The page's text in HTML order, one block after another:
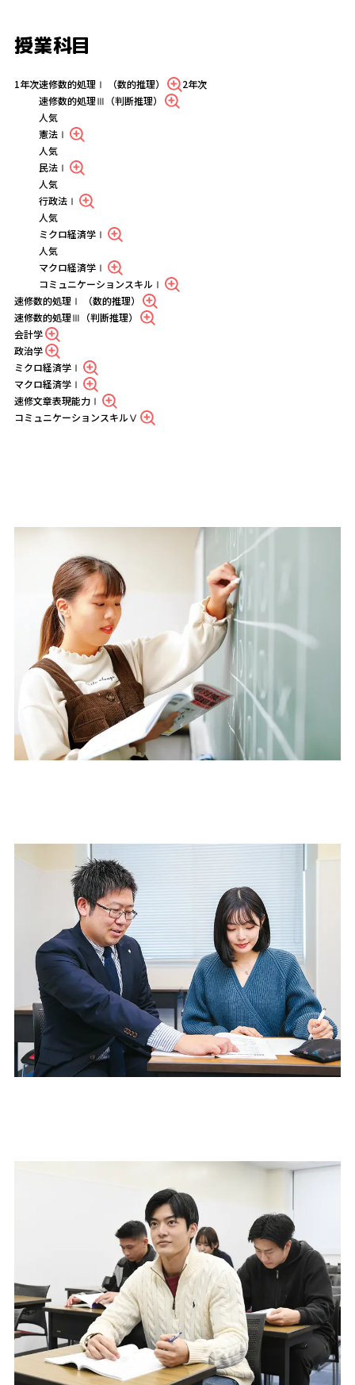
授業科目
1年次速修数的処理Ⅰ （数的推理）
速修数的処理Ⅲ（判断推理）
人気
憲法Ⅰ
人気
民法Ⅰ
人気
行政法Ⅰ
人気
ミクロ経済学Ⅰ
人気
マクロ経済学Ⅰ
コミュニケーションスキルⅠ
2年次
速修数的処理Ⅰ （数的推理）
速修数的処理Ⅲ（判断推理）
会計学
政治学
ミクロ経済学Ⅰ
マクロ経済学Ⅰ
速修文章表現能力Ⅰ
コミュニケーションスキルⅤ